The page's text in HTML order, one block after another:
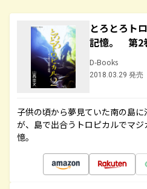
とろとろト
記憶。 第2
D-Books
2018.03.29 発売
子供の頃から夢見ていた南の島
が、島で出合うトロピカルでマ
憶。